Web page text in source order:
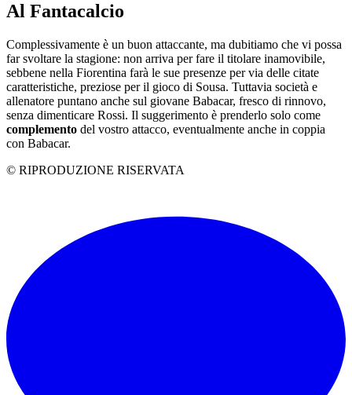
Al Fantacalcio
Complessivamente è un buon attaccante, ma dubitiamo che vi possa
far svoltare la stagione: non arriva per fare il titolare inamovibile,
sebbene nella Fiorentina farà le sue presenze per via delle citate
caratteristiche, preziose per il gioco di Sousa. Tuttavia società e
allenatore puntano anche sul giovane Babacar, fresco di rinnovo,
senza dimenticare Rossi. Il suggerimento è prenderlo solo come
complemento del vostro attacco, eventualmente anche in coppia
con Babacar.
© RIPRODUZIONE RISERVATA